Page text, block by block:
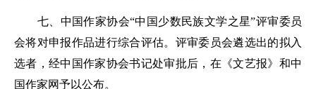
七、中国作家协会“中国少数民族文学之星”评审委员
会将对申报作品进行综合评估。评审委员会遴选出的拟入
选者，经中国作家协会书记处审批后，在《文艺报》和中
国作家网予以公布。